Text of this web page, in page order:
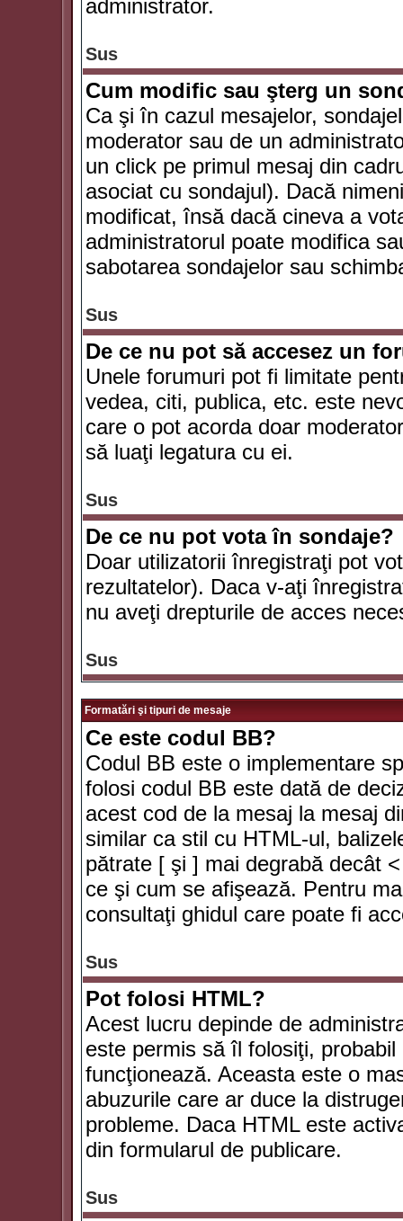
administrator.
Sus
Cum modific sau şterg un
Ca şi în cazul mesajelor,
moderator sau de un
un click pe primul mesaj din
asociat cu sondajul). Dacă
modificat, însă dacă cineva a
administratorul poate modifica
sabotarea sondajelor sau
Sus
De ce nu pot să accesez un
Unele forumuri pot fi limitate
vedea, citi, publica, etc. este
care o pot acorda doar
să luaţi legatura cu ei.
Sus
De ce nu pot vota în sondaje?
Doar utilizatorii înregistraţi pot
rezultatelor). Daca v-aţi
nu aveţi drepturile de acces
Sus
Formatări şi tipuri de mesaje
Ce este codul BB?
Codul BB este o implementare
folosi codul BB este dată de
acest cod de la mesaj la mesaj
similar ca stil cu HTML-ul,
pătrate [ şi ] mai degrabă decât
ce şi cum se afişează. Pentru
consultaţi ghidul care poate fi
Sus
Pot folosi HTML?
Acest lucru depinde de
este permis să îl folosiţi,
funcţionează. Aceasta este o
abuzurile care ar duce la
probleme. Daca HTML este
din formularul de publicare.
Sus